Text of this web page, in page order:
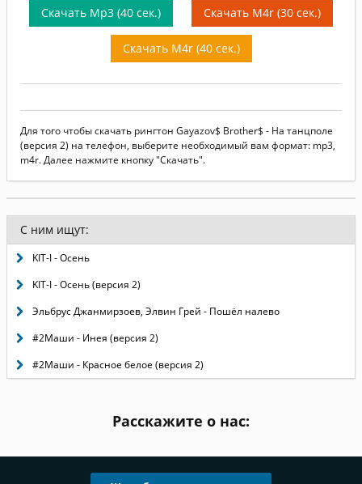
Скачать Mp3 (40 сек.) Скачать M4r (30 сек.)
Скачать M4r (40 сек.)
Для того чтобы скачать рингтон Gayazov$ Brother$ - На танцполе
(версия 2) на телефон, выберите необходимый вам формат: mp3,
m4r. Далее нажмите кнопку "Скачать".
С ним ищут:
KIT-I - Осень
KIT-I - Осень (версия 2)
Эльбрус Джанмирзоев, Элвин Грей - Пошёл налево
#2Маши - Инея (версия 2)
#2Маши - Красное белое (версия 2)
Расскажите о нас: